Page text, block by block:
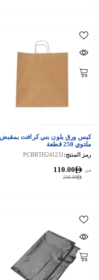
كيس ورق بلون بني كرافت بمقبض
ملتوي 250 قطعة
رمز المنتج:PCBBTH241231
226.00
من 110.00